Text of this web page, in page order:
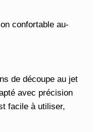
confortable au-
de découpe au jet
avec précision
facile à utiliser,